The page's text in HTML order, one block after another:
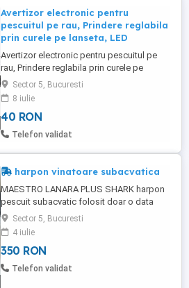
Avertizor electronic pentru
pescuitul pe rau, Prindere reglabila
prin curele pe lanseta, LED
Avertizor electronic pentru pescuitul pe
rau, Prindere reglabila prin curele pe
lanseta, LED si alarma sonora, Negru
Descoperă partea de vârf a tehnologiei în
materie de pescuit cu noul nostru
avertizor electronic, perfect adaptat
pentru aventurile tale de pescuit pe râu. Cu
Sector 5, Bucuresti
8 iulie
40 RON
Telefon validat
harpon vinatoare subacvatica
MAESTRO LANARA PLUS SHARK harpon
pescuit subacvatic folosit doar o data
gume in perfecta stare predare personala
in Bucuresti pretul este negociabil
Sector 5, Bucuresti
4 iulie
350 RON
Telefon validat